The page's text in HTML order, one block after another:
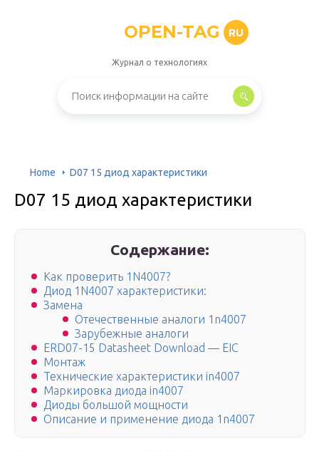
OPEN-TAG RU
Журнал о технологиях
Home D07 15 диод характеристики
D07 15 диод характеристики
Содержание:
Как проверить 1N4007?
Диод 1N4007 характеристики:
Замена
Отечественные аналоги 1n4007
Зарубежные аналоги
ERD07-15 Datasheet Download — EIC
Монтаж
Технические характеристики in4007
Маркировка диода in4007
Диоды большой мощности
Описание и применение диода 1n4007